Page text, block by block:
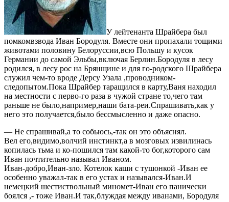
У лейтенанта Шрайбера был
помкомвзвода Иван Бородуля. Вместе они пропахали тощими
животами половину Белоруссии,всю Польшу и кусок
Германии до самой Эльбы,включая Берлин.Бородуля в лесу
родился, в лесу рос на Брянщине и для го-родского Шрайбера
служил чем-то вроде Дерсу Узала ,проводником-
следопытом.Пока Шрайбер таращился в карту,Ваня находил
на местности с перво-го раза в чужой стране то,чего там
раньше не было,например,наши бата-реи.Спрашивать,как у
него это получается,было бессмысленно и даже опасно.
— Не спрашивай,а то собьюсь,-так он это объяснял.
Вел его,видимо,волчий инстинкт,а в мозговых извилинась
копилась тьма и ко-пошился там какой-то бог,которого сам
Иван почтительно называл Иваном.
Иван-добро,Иван-зло. Котелок каши с тушонкой -Иван ее
особенно уважал-так в его устах и назывался-Иван.И
немецкий шестиствольный миномет-Иван его панически
боялся ,- тоже Иван.И так,блуждая между иванами, Бородуля